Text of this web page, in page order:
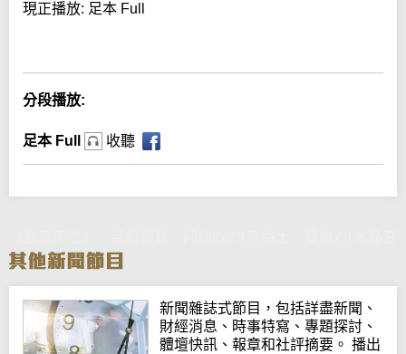
現正播放: 足本 Full
分段播放:
足本 Full 收聽
新聞雜誌式節目，包括詳盡新聞、
財經消息、時事特寫、專題探討、
體壇快訊、報章和社評摘要。 播出